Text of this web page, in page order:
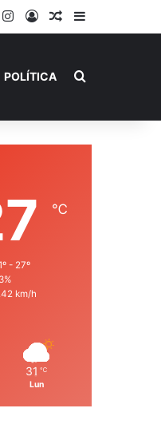
Instagram
AccesoPublicación al
Barra lateral
POLÍTICA Buscar por
℃
- 27º
km/h
31 ℃
Lun